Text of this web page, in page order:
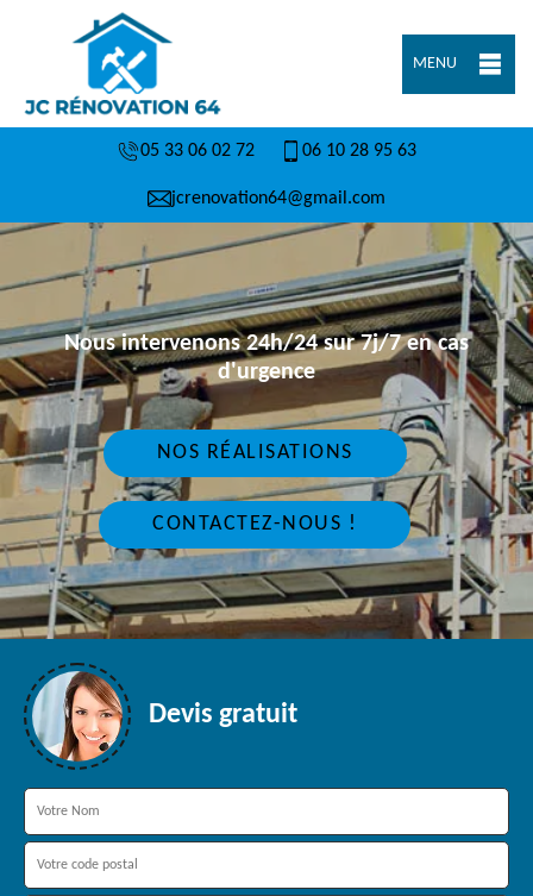
MENU
05 33 06 02 72 06 10 28 95 63
jcrenovation64@gmail.com
Nous intervenons 24h/24 sur 7j/7 en cas
d'urgence
NOS RÉALISATIONS
CONTACTEZ-NOUS !
Devis gratuit